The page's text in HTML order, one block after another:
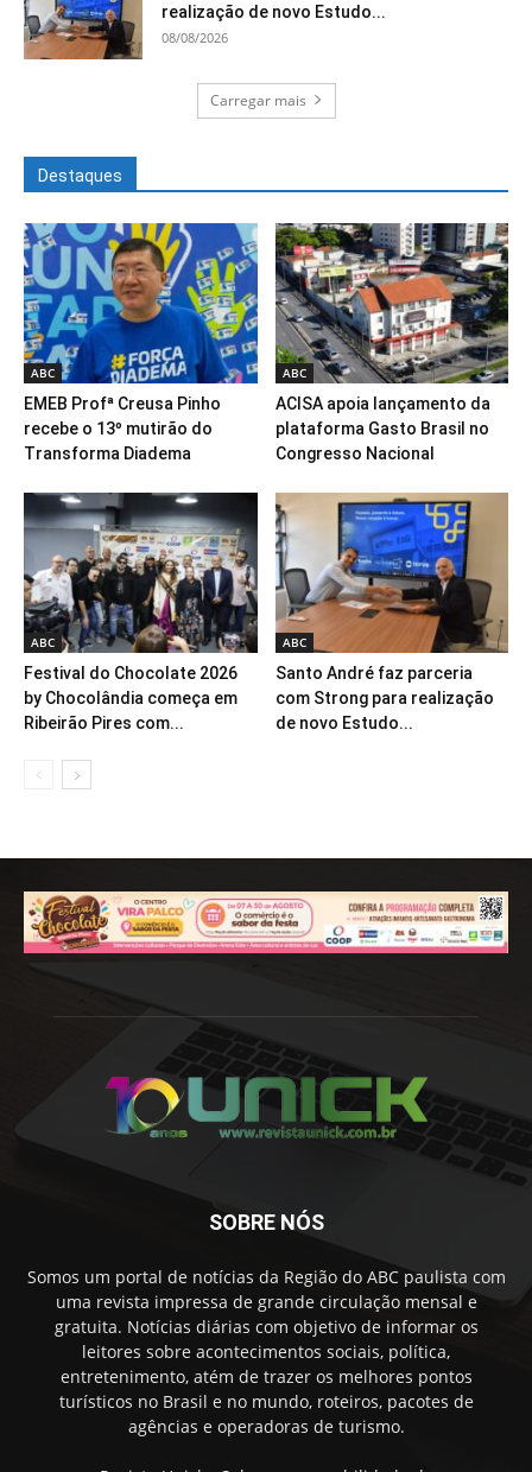
realização de novo Estudo...
08/08/2026
Carregar mais
Destaques
ABC
EMEB Profª Creusa Pinho
recebe o 13º mutirão do
Transforma Diadema
ABC
ACISA apoia lançamento da
plataforma Gasto Brasil no
Congresso Nacional
ABC
Festival do Chocolate 2026
by Chocolândia começa em
Ribeirão Pires com...
ABC
Santo André faz parceria
com Strong para realização
de novo Estudo...
SOBRE NÓS
Somos um portal de notícias da Região do ABC paulista com
uma revista impressa de grande circulação mensal e
gratuita. Notícias diárias com objetivo de informar os
leitores sobre acontecimentos sociais, política,
entretenimento, atém de trazer os melhores pontos
turísticos no Brasil e no mundo, roteiros, pacotes de
agências e operadoras de turismo.